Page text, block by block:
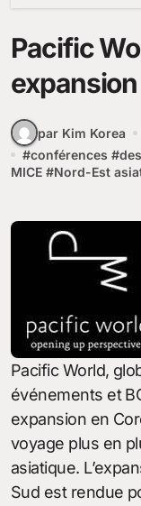
Pacific
par Kim Korea
#conférences #
MICE #Nord-Est
Pacific World,
événements et
expansion en
voyage plus en
asiatique.
Sud est rendue